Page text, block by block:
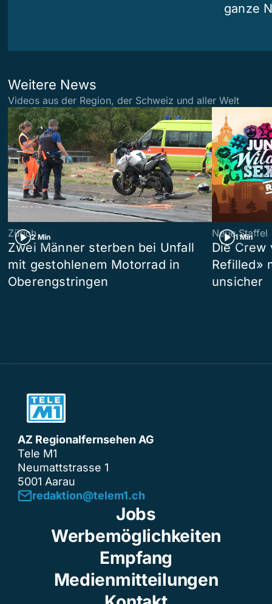
ganze
Weitere News
Videos aus der Region, der Schweiz und aller Welt
2 Min
Zürich
Zwei Männer sterben bei Unfall
mit gestohlenem Motorrad in
Oberengstringen
1 Min
Neue Staffel
Die Crew
Refilled»
unsicher
AZ Regionalfernsehen AG
Tele M1
Neumattstrasse 1
5001 Aarau
redaktion@telem1.ch
Jobs
Werbemöglichkeiten
Empfang
Medienmitteilungen